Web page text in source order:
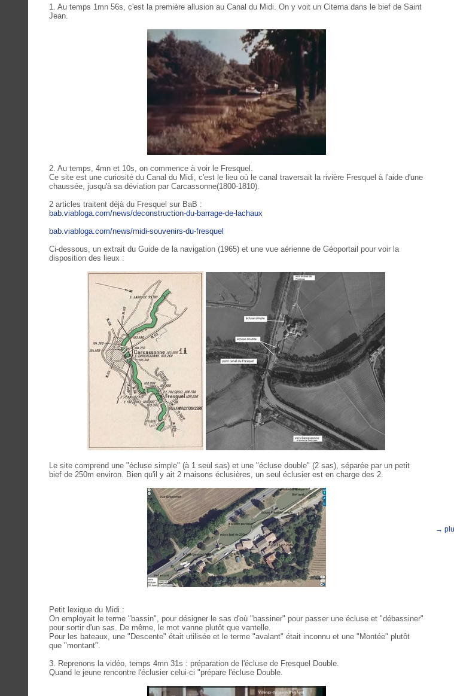
1. Au temps 1mn 56s, c'est la première allusion au Canal du Midi. On y voit un Citerna dans le bief de Saint
Jean.
2. Au temps, 4mn et 10s, on commence à voir le Fresquel.
Ce site est une curiosité du Canal du Midi, c'est le lieu où le canal traversait la rivière Fresquel à l'aide d'une
chaussée, jusqu'à sa déviation par Carcassonne(1800-1810).
2 articles traitent déjà du Fresquel sur BaB :
bab.viabloga.com/news/deconstruction-du-barrage-de-lachaux
bab.viabloga.com/news/midi-souvenirs-du-fresquel
Ci-dessous, un extrait du Guide de la navigation (1965) et une vue aérienne de Géoportail pour voir la
disposition des lieux :
Le site comprend une "écluse simple" (à 1 seul sas) et une "écluse double" (2 sas), séparée par un petit
bief de 250m environ. Bien qu'il y ait 2 maisons éclusières, un seul éclusier est en charge des 2.
Petit lexique du Midi :
On employait le terme "bassin", pour désigner le sas d'où "bassiner" pour passer une écluse et "débassiner"
pour sortir d'un sas. De même, le mot vanne plutôt que vantelle.
Pour les bateaux, une "Descente" était utilisée et le terme "avalant" était inconnu et une "Montée" plutôt
que "montant".
3. Reprenons la vidéo, temps 4mn 31s : préparation de l'écluse de Fresquel Double.
Quand le jeune rencontre l'éclusier celui-ci "prépare l'écluse Double.
→